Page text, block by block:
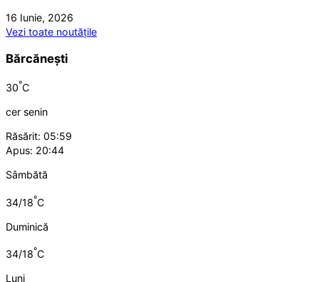
16 Iunie, 2026
Vezi toate noutățile
Bărcănești
30°C
cer senin
Răsărit: 05:59
Apus: 20:44
Sâmbătă
34/18°C
Duminică
34/18°C
Luni